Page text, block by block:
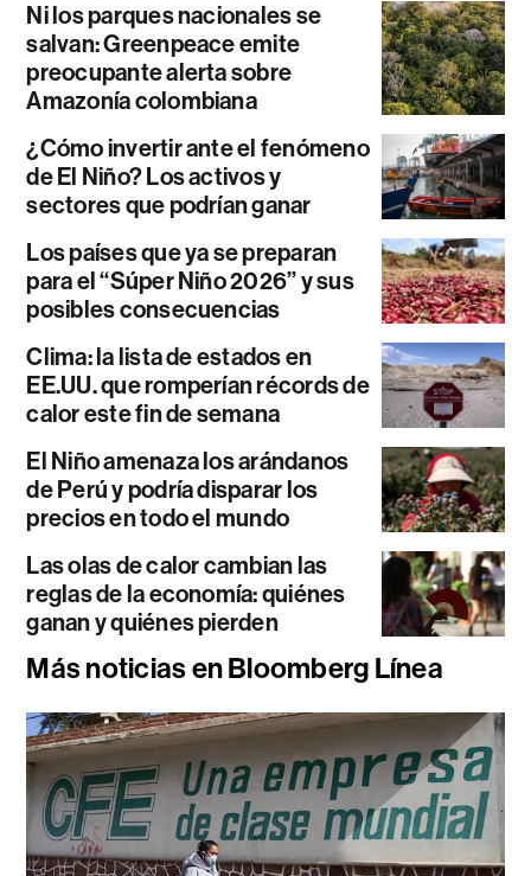
Ni los parques nacionales se
salvan: Greenpeace emite
preocupante alerta sobre
Amazonía colombiana
¿Cómo invertir ante el fenómeno
de El Niño? Los activos y
sectores que podrían ganar
Los países que ya se preparan
para el “Súper Niño 2026” y sus
posibles consecuencias
Clima: la lista de estados en
EE.UU. que romperían récords de
calor este fin de semana
El Niño amenaza los arándanos
de Perú y podría disparar los
precios en todo el mundo
Las olas de calor cambian las
reglas de la economía: quiénes
ganan y quiénes pierden
Más noticias en Bloomberg Línea